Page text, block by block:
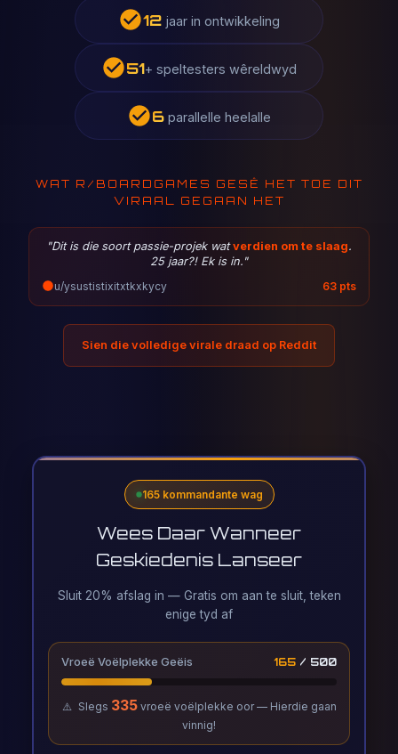
17jaar in ontwikkeling
69+ speltesters wêreldwyd
9 parallelle heelalle
WAT R/BOARDGAMES GESÊ HET TOE DIT
VIRAAL GEGAAN HET
"Dit is die soort passie-projek watverdien om te slaag.
25 jaar?! Ek is in."
u/ysustistixitxtkxkycy
63 pts
Sien die volledige virale draad op Reddit
165 kommandante wag
Wees Daar Wanneer
Geskiedenis Lanseer
Sluit 20% afslag in — Gratis om aan te sluit, teken
enige tyd af
Vroeë Voëlplekke Geëis 165 / 500
⚠️ Slegs 335vroeë voëlplekke oor — Hierdie gaan
vinnig!